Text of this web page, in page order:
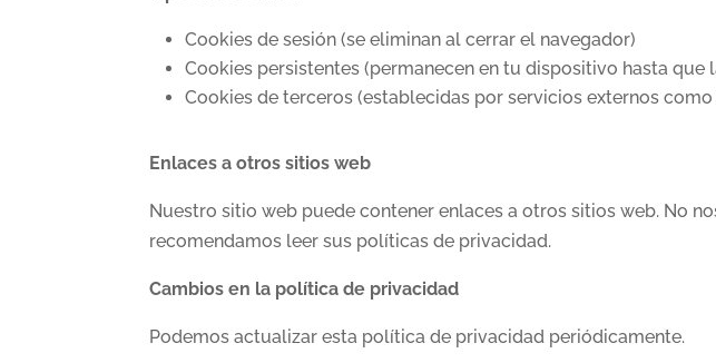
Cookies de sesión (se eliminan al cerrar el navegador)
Cookies persistentes (permanecen en tu dispositivo hasta que
Cookies de terceros (establecidas por servicios externos
Enlaces a otros sitios web
Nuestro sitio web puede contener enlaces a otros sitios web. No
recomendamos leer sus políticas de privacidad.
Cambios en la política de privacidad
Podemos actualizar esta política de privacidad periódicamente.